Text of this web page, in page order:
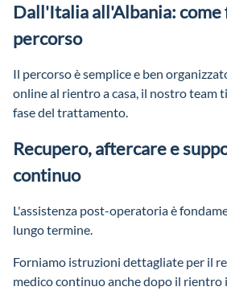
Dall'Italia all'Albania: come
percorso
Il percorso è semplice e ben
online al rientro a casa, il nostro team
fase del trattamento.
Recupero, aftercare e
continuo
L'assistenza post-operatoria è
lungo termine.
Forniamo istruzioni dettagliate per il
medico continuo anche dopo il rientro